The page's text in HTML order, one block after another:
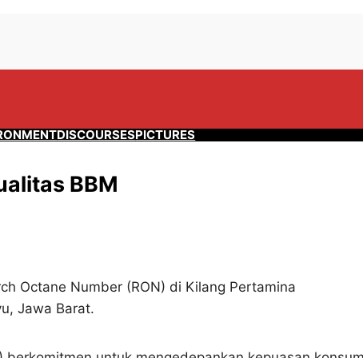
DISCOURSESPICTURES
BBM
Octane Number (RON) di Kilang Pertamina
Jawa Barat.